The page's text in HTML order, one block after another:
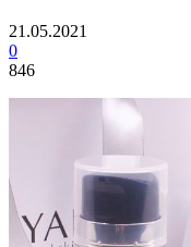
21.05.2021
0
846